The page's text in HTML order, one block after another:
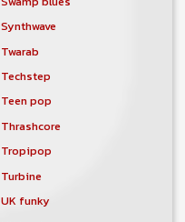
Synthwave
Twarab
Techstep
Teen pop
Thrashcore
Tropipop
Turbine
UK funky